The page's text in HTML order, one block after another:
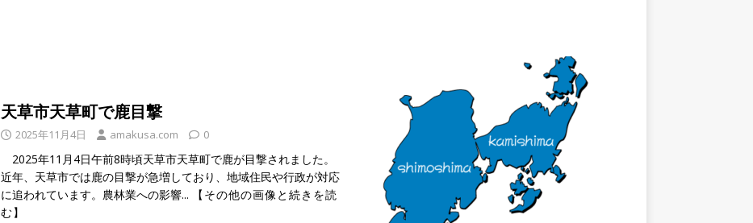
天草市天草町で鹿目撃
2025年11月4日 amakusa.com 0
2025年11月4日午前8時頃天草市天草町で鹿が目撃されました。
近年、天草市では鹿の目撃が急増しており、地域住民や行政が対応
に追われています。農林業への影響...
【その他の画像と続きを読
む】